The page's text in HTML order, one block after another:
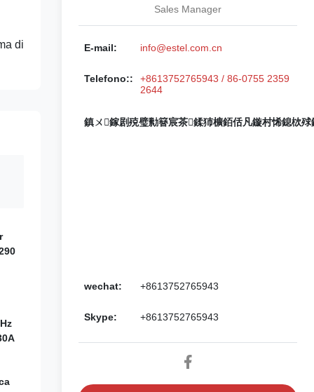
di
Sales Manager
E-mail: info@estel.com.cn
Telefono::
+8613752765943 / 86-0755 2359
2644
鎮ㄨ鎵剧殑璧勬簮宸茶鍒犻櫎銆佸凡鏇村悕鎴栨
wechat: +8613752765943
Skype: +8613752765943